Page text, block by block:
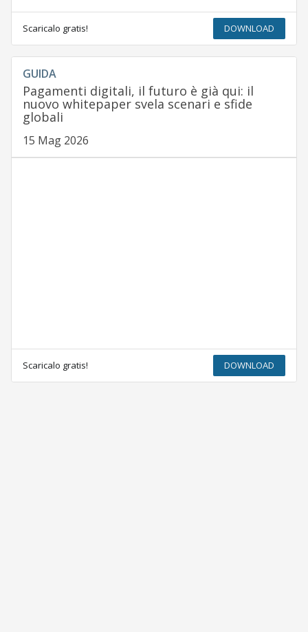
Scaricalo gratis! DOWNLOAD
GUIDA
Pagamenti digitali, il futuro è già qui: il
nuovo whitepaper svela scenari e sfide
globali
15 Mag 2026
Scaricalo gratis! DOWNLOAD